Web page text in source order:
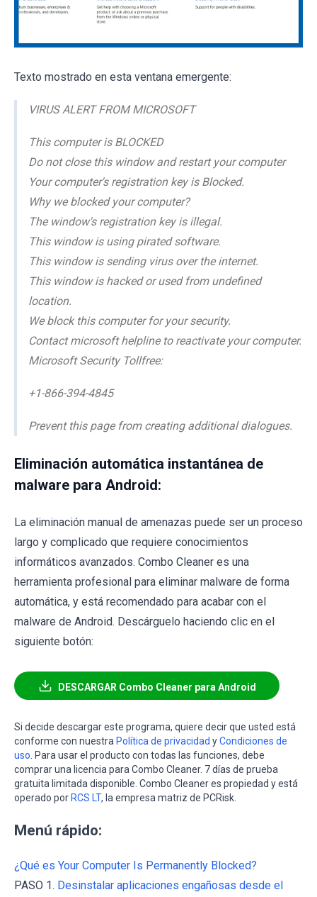
Texto mostrado en esta ventana emergente:
VIRUS ALERT FROM MICROSOFT
This computer is BLOCKED
Do not close this window and restart your computer
Your computer's registration key is Blocked.
Why we blocked your computer?
The window's registration key is illegal.
This window is using pirated software.
This window is sending virus over the internet.
This window is hacked or used from undefined
location.
We block this computer for your security.
Contact microsoft helpline to reactivate your computer.
Microsoft Security Tollfree:
+1-866-394-4845
Prevent this page from creating additional dialogues.
Eliminación automática instantánea de
malware para Android:
La eliminación manual de amenazas puede ser un proceso
largo y complicado que requiere conocimientos
informáticos avanzados. Combo Cleaner es una
herramienta profesional para eliminar malware de forma
automática, y está recomendado para acabar con el
malware de Android. Descárguelo haciendo clic en el
siguiente botón:
DESCARGAR Combo Cleaner para Android
Si decide descargar este programa, quiere decir que usted está
conforme con nuestra Política de privacidad yCondiciones de
uso . Para usar el producto con todas las funciones, debe
comprar una licencia para Combo Cleaner. 7 días de prueba
gratuita limitada disponible. Combo Cleaner es propiedad y está
operado porRCS LT, la empresa matriz de PCRisk.
Menú rápido:
¿Qué es Your Computer Is Permanently Blocked?
PASO 1. Desinstalar aplicaciones engañosas desde el